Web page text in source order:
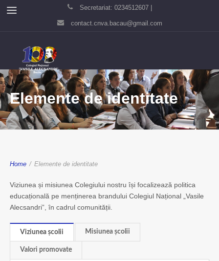
Secretariat: 0234512607 |
contact.cnva.bacau@gmail.com
Elemente de identitate
Home / Elemente de identitate
Viziunea și misiunea Colegiului nostru își focalizează politica
educațională pe menținerea brandului Colegiul Național „Vasile
Alecsandri”, în cadrul comunității.
Viziunea școlii Misiunea școlii
Valori promovate